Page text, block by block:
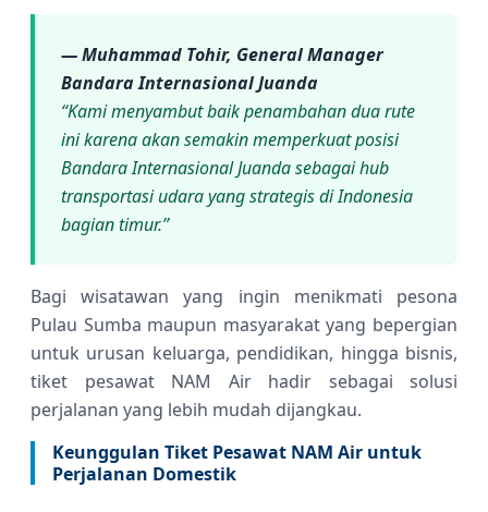
— Muhammad Tohir, General Manager
Bandara Internasional Juanda
“Kami menyambut baik penambahan dua rute
ini karena akan semakin memperkuat posisi
Bandara Internasional Juanda sebagai hub
transportasi udara yang strategis di Indonesia
bagian timur.”
Bagi wisatawan yang ingin menikmati pesona
Pulau Sumba maupun masyarakat yang bepergian
untuk urusan keluarga, pendidikan, hingga bisnis,
tiket pesawat NAM Air hadir sebagai solusi
perjalanan yang lebih mudah dijangkau.
Keunggulan Tiket Pesawat NAM Air untuk
Perjalanan Domestik